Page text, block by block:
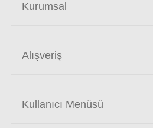
Kurumsal
Alışveriş
Kullanıcı Menüsü